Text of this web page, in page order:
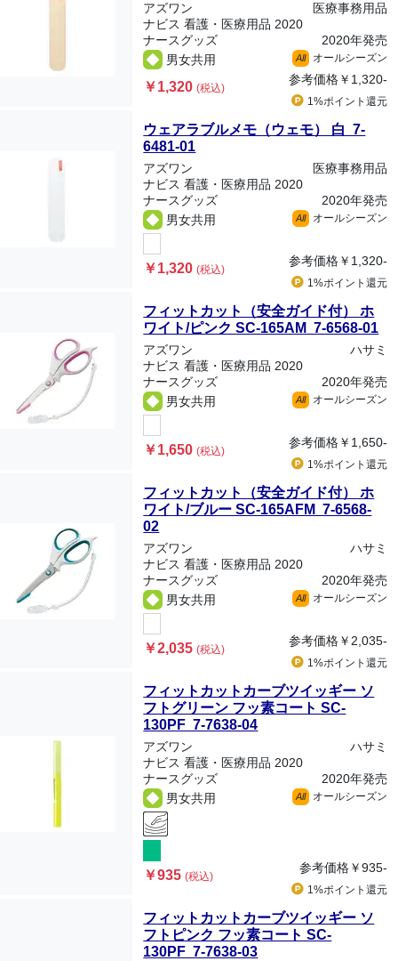
アズワン
医療事務用品
ナビス 看護・医療用品 2020
ナースグッズ
2020年発売
男女共用
All オールシーズン
￥1,320(税込)
参考価格￥1,320-
1%ポイント 還元
ウェアラブルメモ（ウェモ） 白 7-
6481-01
アズワン
医療事務用品
ナビス 看護・医療用品 2020
ナースグッズ
2020年発売
男女共用
All オールシーズン
￥1,320(税込)
参考価格￥1,320-
1%ポイント 還元
フィットカット（安全ガイド付） ホ
ワイト/ピンク SC-165AM 7-6568-01
アズワン
ハサミ
ナビス 看護・医療用品 2020
ナースグッズ
2020年発売
男女共用
All オールシーズン
￥1,650(税込)
参考価格￥1,650-
1%ポイント 還元
フィットカット（安全ガイド付） ホ
ワイト/ブルー SC-165AFM 7-6568-
02
アズワン
ハサミ
ナビス 看護・医療用品 2020
ナースグッズ
2020年発売
男女共用
All オールシーズン
￥2,035(税込)
参考価格￥2,035-
1%ポイント 還元
フィットカットカーブツイッギー ソ
フトグリーン フッ素コート SC-
130PF 7-7638-04
アズワン
ハサミ
ナビス 看護・医療用品 2020
ナースグッズ
2020年発売
男女共用
All オールシーズン
￥935(税込)
参考価格￥935-
1%ポイント 還元
フィットカットカーブツイッギー ソ
フトピンク フッ素コート SC-
130PF 7-7638-03